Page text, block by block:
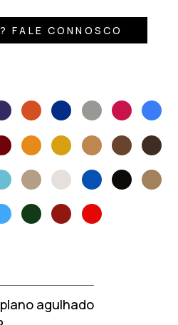
FALE CONNOSCO
agulhado